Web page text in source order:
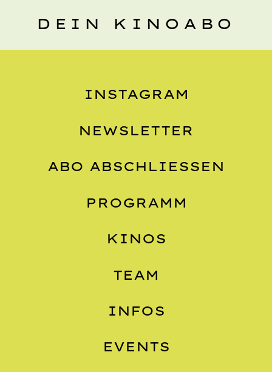
DEIN KINOABO
INSTAGRAM
NEWSLETTER
ABO ABSCHLIESSEN
PROGRAMM
KINOS
TEAM
INFOS
EVENTS